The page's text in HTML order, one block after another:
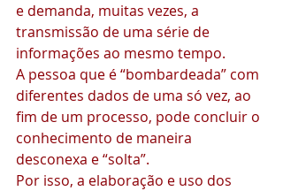
e demanda, muitas vezes, a
transmissão de uma série de
informações ao mesmo tempo.
A pessoa que é “bombardeada” com
diferentes dados de uma só vez, ao
fim de um processo, pode concluir o
conhecimento de maneira
desconexa e “solta”.
Por isso, a elaboração e uso dos